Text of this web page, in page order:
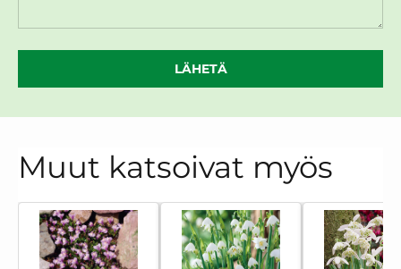
LÄHETÄ
Muut katsoivat myös